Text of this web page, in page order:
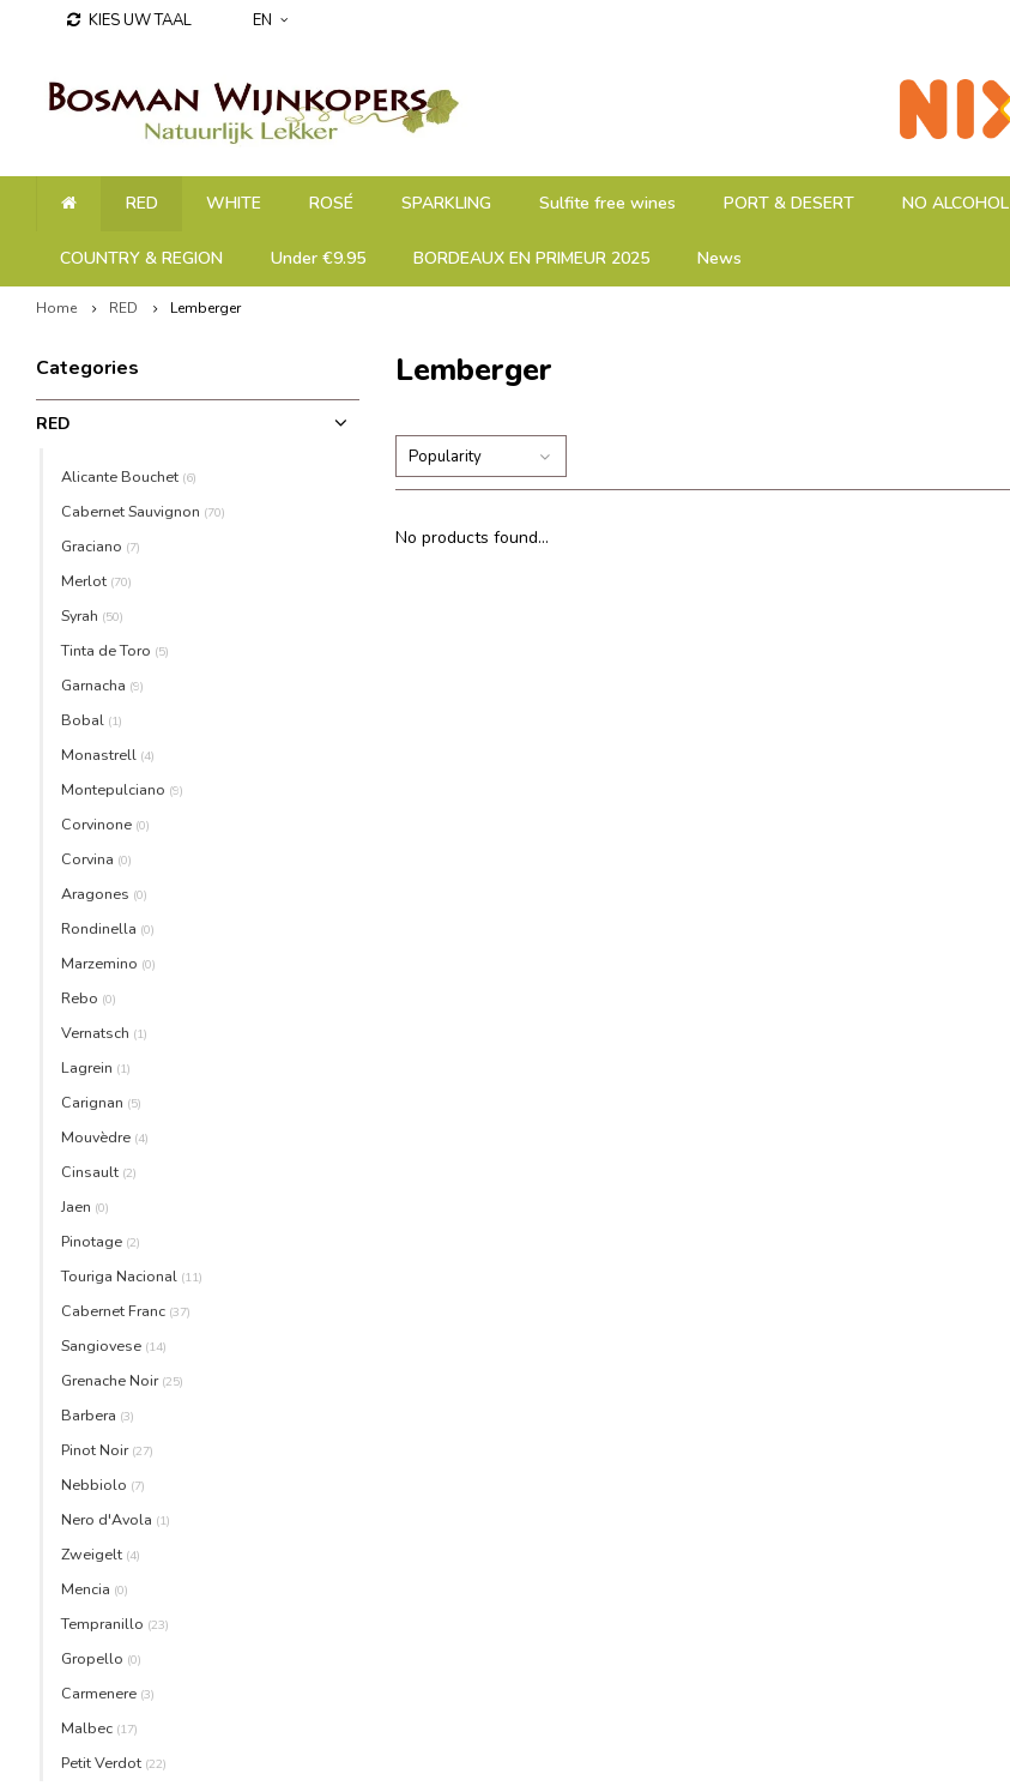
KIES UW TAAL EN
RED WHITE ROSÉ SPARKLING Sulfite free wines PORT & DESERT NO ALCOHOL
COUNTRY & REGION Under €9.95 BORDEAUX EN PRIMEUR 2025 News
Home RED Lemberger
Categories
RED
Alicante Bouchet (6)
Cabernet Sauvignon (70)
Graciano (7)
Merlot (70)
Syrah (50)
Tinta de Toro (5)
Garnacha (9)
Bobal (1)
Monastrell (4)
Montepulciano (9)
Corvinone (0)
Corvina (0)
Aragones (0)
Rondinella (0)
Marzemino (0)
Rebo (0)
Vernatsch (1)
Lagrein (1)
Carignan (5)
Mouvèdre (4)
Cinsault (2)
Jaen (0)
Pinotage (2)
Touriga Nacional (11)
Cabernet Franc (37)
Sangiovese (14)
Grenache Noir (25)
Barbera (3)
Pinot Noir (27)
Nebbiolo (7)
Nero d'Avola (1)
Zweigelt (4)
Mencia (0)
Tempranillo (23)
Gropello (0)
Carmenere (3)
Malbec (17)
Petit Verdot (22)
Lemberger
Popularity
No products found...